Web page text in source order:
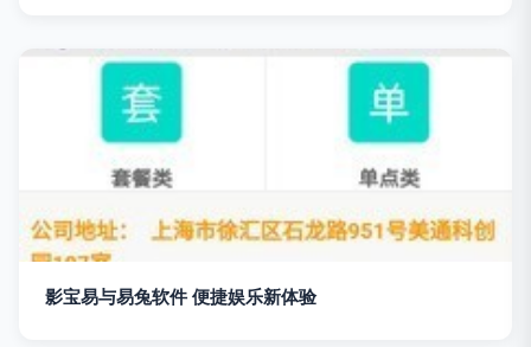
影宝易与易兔软件 便捷娱乐新体验